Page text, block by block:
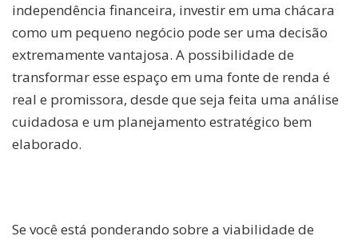
independência financeira, investir em uma chácara
como um pequeno negócio pode ser uma decisão
extremamente vantajosa. A possibilidade de
transformar esse espaço em uma fonte de renda é
real e promissora, desde que seja feita uma análise
cuidadosa e um planejamento estratégico bem
elaborado.
Se você está ponderando sobre a viabilidade de